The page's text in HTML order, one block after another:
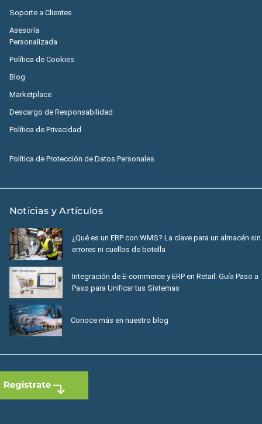
Soporte a Clientes
Asesoría
Personalizada
Política de Cookies
Blog
Marketplace
Descargo de Responsabilidad
Política de Privacidad
Política de Protección de Datos Personales
Noticias y Artículos
¿Qué es un ERP con WMS? La clave para un almacén sin
errores ni cuellos de botella
Integración de E-commerce y ERP en Retail: Guía Paso a
Paso para Unificar tus Sistemas
Conoce más en nuestro blog